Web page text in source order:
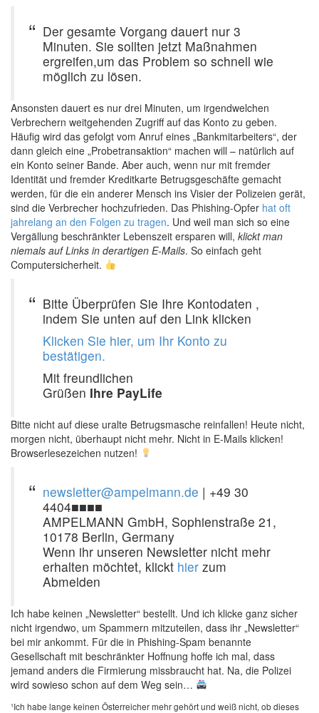
Der gesamte Vorgang dauert nur 3
Minuten. Sie sollten jetzt Maßnahmen
ergreifen,um das Problem so schnell wie
möglich zu lösen.
Ansonsten dauert es nur drei Minuten, um irgendwelchen
Verbrechern weitgehenden Zugriff auf das Konto zu geben.
Häufig wird das gefolgt vom Anruf eines „Bankmitarbeiters“, der
dann gleich eine „Probetransaktion“ machen will – natürlich auf
ein Konto seiner Bande. Aber auch, wenn nur mit fremder
Identität und fremder Kreditkarte Betrugsgeschäfte gemacht
werden, für die ein anderer Mensch ins Visier der Polizeien gerät,
sind die Verbrecher hochzufrieden. Das Phishing-Opfer hat oft
jahrelang an den Folgen zu tragen. Und weil man sich so eine
Vergällung beschränkter Lebenszeit ersparen will, klickt man
niemals auf Links in derartigen E-Mails. So einfach geht
Computersicherheit.
Bitte Überprüfen Sie Ihre Kontodaten ,
indem Sie unten auf den Link klicken
Klicken Sie hier, um Ihr Konto zu
bestätigen.
Mit freundlichen
Grüßen Ihre PayLife
Bitte nicht auf diese uralte Betrugsmasche reinfallen! Heute nicht,
morgen nicht, überhaupt nicht mehr. Nicht in E-Mails klicken!
Browserlesezeichen nutzen!
newsletter@ampelmann.de | +49 30
4404■■■■
AMPELMANN GmbH, Sophienstraße 21,
10178 Berlin, Germany
Wenn ihr unseren Newsletter nicht mehr
erhalten möchtet, klickt hier zum
Abmelden
Ich habe keinen „Newsletter“ bestellt. Und ich klicke ganz sicher
nicht irgendwo, um Spammern mitzuteilen, dass ihr „Newsletter“
bei mir ankommt. Für die in Phishing-Spam benannte
Gesellschaft mit beschränkter Hoffnung hoffe ich mal, dass
jemand anders die Firmierung missbraucht hat. Na, die Polizei
wird sowieso schon auf dem Weg sein…
¹Ich habe lange keinen Österreicher mehr gehört und weiß nicht, ob dieses